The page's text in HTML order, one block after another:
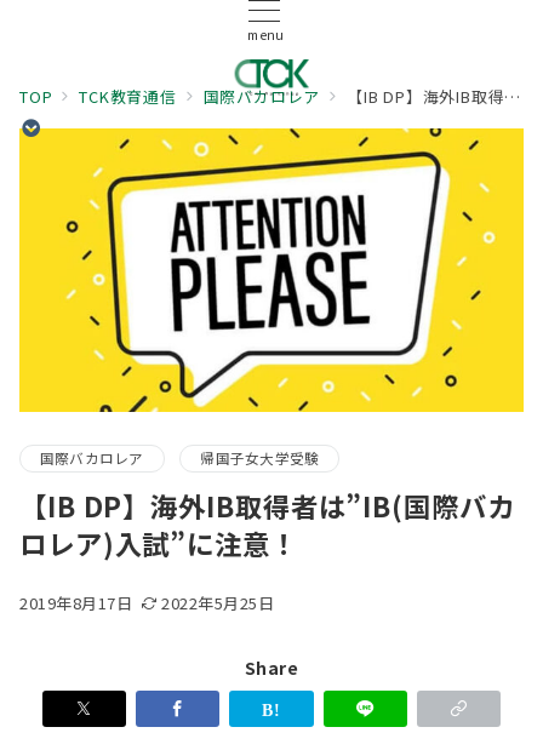
menu
TOP TCK教育通信 国際バカロレア 【IB DP】海外IB取得者は”IB(国際バカロレア)入試”に注意！
国際バカロレア 帰国子女大学受験
【IB DP】海外IB取得者は”IB(国際バカ
ロレア)入試”に注意！
2019年8月17日 2022年5月25日
Share